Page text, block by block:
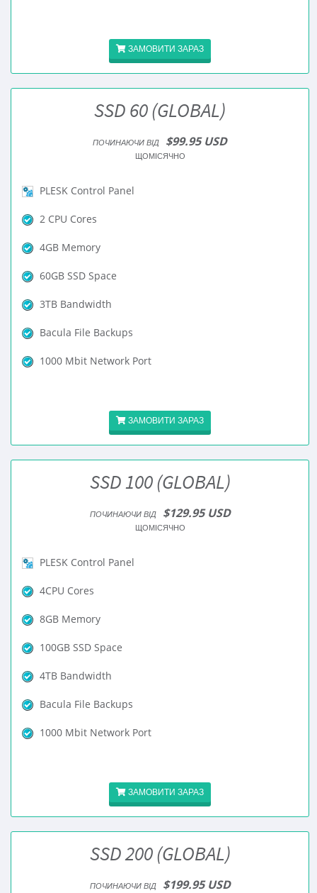
ЗАМОВИТИ ЗАРАЗ
SSD 60 (GLOBAL)
ПОЧИНАЮЧИ ВІД $99.95 USD
ЩОМІСЯЧНО
PLESK Control Panel
2 CPU Cores
4GB Memory
60GB SSD Space
3TB Bandwidth
Bacula File Backups
1000 Mbit Network Port
ЗАМОВИТИ ЗАРАЗ
SSD 100 (GLOBAL)
ПОЧИНАЮЧИ ВІД $129.95 USD
ЩОМІСЯЧНО
PLESK Control Panel
4CPU Cores
8GB Memory
100GB SSD Space
4TB Bandwidth
Bacula File Backups
1000 Mbit Network Port
ЗАМОВИТИ ЗАРАЗ
SSD 200 (GLOBAL)
ПОЧИНАЮЧИ ВІД $199.95 USD